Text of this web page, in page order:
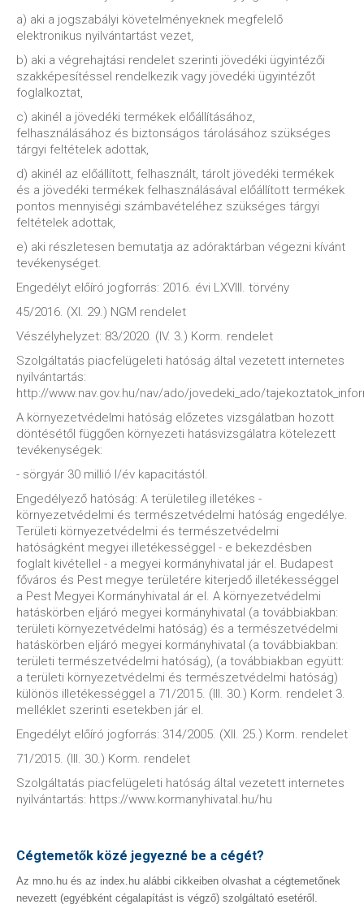
a) aki a jogszabályi követelményeknek megfelelő
elektronikus nyilvántartást vezet,
b) aki a végrehajtási rendelet szerinti jövedéki ügyintézői
szakképesítéssel rendelkezik vagy jövedéki ügyintézőt
foglalkoztat,
c) akinél a jövedéki termékek előállításához,
felhasználásához és biztonságos tárolásához szükséges
tárgyi feltételek adottak,
d) akinél az előállított, felhasznált, tárolt jövedéki termékek
és a jövedéki termékek felhasználásával előállított termékek
pontos mennyiségi számbavételéhez szükséges tárgyi
feltételek adottak,
e) aki részletesen bemutatja az adóraktárban végezni kívánt
tevékenységet.
Engedélyt előíró jogforrás: 2016. évi LXVIII. törvény
45/2016. (XI. 29.) NGM rendelet
Vészélyhelyzet: 83/2020. (IV. 3.) Korm. rendelet
Szolgáltatás piacfelügeleti hatóság által vezetett internetes
nyilvántartás:
http://www.nav.gov.hu/nav/ado/jovedeki_ado/
A környezetvédelmi hatóság előzetes vizsgálatban hozott
döntésétől függően környezeti hatásvizsgálatra kötelezett
tevékenységek:
- sörgyár 30 millió l/év kapacitástól.
Engedélyező hatóság: A területileg illetékes -
környezetvédelmi és természetvédelmi hatóság engedélye.
Területi környezetvédelmi és természetvédelmi
hatóságként megyei illetékességgel - e bekezdésben
foglalt kivétellel - a megyei kormányhivatal jár el. Budapest
főváros és Pest megye területére kiterjedő illetékességgel
a Pest Megyei Kormányhivatal ár el. A környezetvédelmi
hatáskörben eljáró megyei kormányhivatal (a továbbiakban:
területi környezetvédelmi hatóság) és a természetvédelmi
hatáskörben eljáró megyei kormányhivatal (a továbbiakban:
területi természetvédelmi hatóság), (a továbbiakban együtt:
a területi környezetvédelmi és természetvédelmi hatóság)
különös illetékességgel a 71/2015. (III. 30.) Korm. rendelet 3.
melléklet szerinti esetekben jár el.
Engedélyt előíró jogforrás: 314/2005. (XII. 25.) Korm. rendelet
71/2015. (III. 30.) Korm. rendelet
Szolgáltatás piacfelügeleti hatóság által vezetett internetes
nyilvántartás: https://www.kormanyhivatal.hu/hu
Cégtemetők közé jegyezné be a cégét?
Az mno.hu és az index.hu alábbi cikkeiben olvashat a cégtemetőnek
nevezett (egyébként cégalapítást is végző) szolgáltató esetéről.